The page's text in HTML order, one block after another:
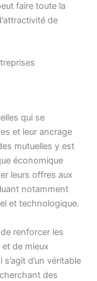
faire toute la
de
qui se
et leur ancrage
mutuelles y est
économique
leurs offres aux
notamment
et technologique.
renforcer les
de mieux
d’un véritable
des